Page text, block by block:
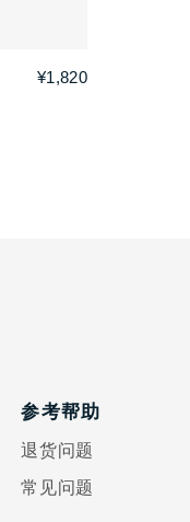
¥1,820
参考帮助
退货问题
常见问题